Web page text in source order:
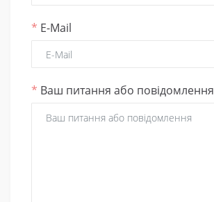
* E-Mail
* Ваш питання або повідомлення